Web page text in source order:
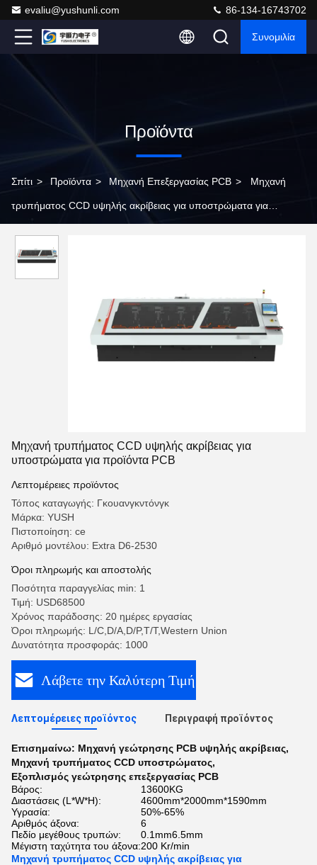
evaliu@yushunli.com 86-134-16743702
Συνομιλία
Προϊόντα
Σπίτι > Προϊόντα > Μηχανή Επεξεργασίας PCB > Μηχανή
τρυπήματος CCD υψηλής ακρίβειας για υποστρώματα για
Μηχανή τρυπήματος CCD υψηλής ακρίβειας για
υποστρώματα για προϊόντα PCB
Λεπτομέρειες προϊόντος
Τόπος καταγωγής: Γκουανγκντόνγκ
Μάρκα: YUSH
Πιστοποίηση: ce
Αριθμό μοντέλου: Extra D6-2530
Όροι πληρωμής και αποστολής
Ποσότητα παραγγελίας min: 1
Τιμή: USD68500
Χρόνος παράδοσης: 20 ημέρες εργασίας
Όροι πληρωμής: L/C,D/A,D/P,T/T,Western Union
Δυνατότητα προσφοράς: 1000
Λάβετε την Καλύτερη Τιμή
Λεπτομέρειες προϊόντος Περιγραφή προϊόντος
Επισημαίνω: Μηχανή γεώτρησης PCB υψηλής ακρίβειας,
Μηχανή τρυπήματος CCD υποστρώματος,
Εξοπλισμός γεώτρησης επεξεργασίας PCB
Βάρος:
13600KG
Διαστάσεις (L*W*H):
4600mm*2000mm*1590mm
Υγρασία:
50%-65%
Αριθμός άξονα:
6
Πεδίο μεγέθους τρυπών:
0.1mm6.5mm
Μέγιστη ταχύτητα του άξονα:200 Kr/min
Μηχανή τρυπήματος CCD υψηλής ακρίβειας για